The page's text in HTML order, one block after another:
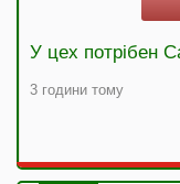
У цех потрібен
3 години тому